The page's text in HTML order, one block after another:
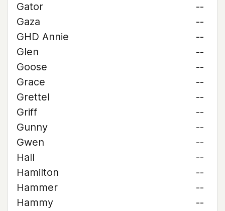
Gator
--
Gaza
--
GHD Annie
--
Glen
--
Goose
--
Grace
--
Grettel
--
Griff
--
Gunny
--
Gwen
--
Hall
--
Hamilton
--
Hammer
--
Hammy
--